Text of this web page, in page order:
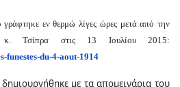
εν θερμώ λίγες ώρες μετά από την
κ. Τσίπρα στις 13 Ιουλίου 2015:
funestes-du-4-aout-1914
με τα απομεινάρια του